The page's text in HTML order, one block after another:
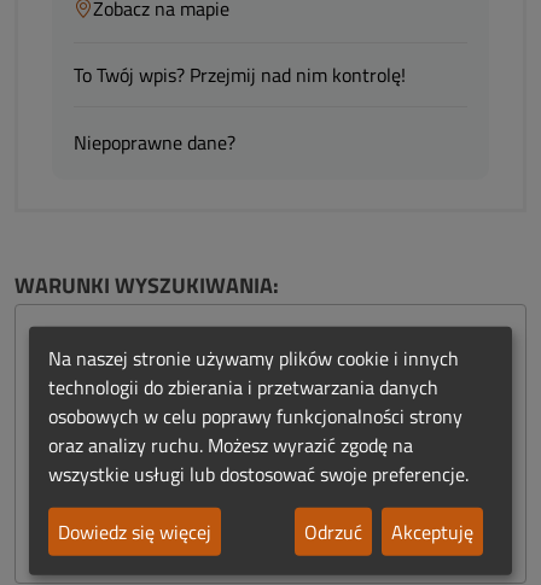
Zobacz na mapie
To Twój wpis? Przejmij nad nim kontrolę!
Niepoprawne dane?
WARUNKI WYSZUKIWANIA:
miasto:
Bychawa
odległość:
20 km
Na naszej stronie używamy plików cookie i innych
technologii do zbierania i przetwarzania danych
osobowych w celu poprawy funkcjonalności strony
oraz analizy ruchu. Możesz wyrazić zgodę na
wszystkie usługi lub dostosować swoje preferencje.
Dowiedz się więcej
Odrzuć Akceptuję